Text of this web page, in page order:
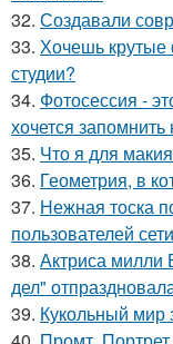
32. Создавали
33. Хочешь крутые
студии?
34. Фотосессия -
хочется запомнить
35. Что я для
36. Геометрия, в
37. Нежная тоска
пользователей
38. Актриса милли
дел"
39. Кукольный мир